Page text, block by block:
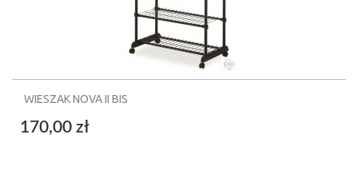
WIESZAK NOVA II BIS
170,00 zł